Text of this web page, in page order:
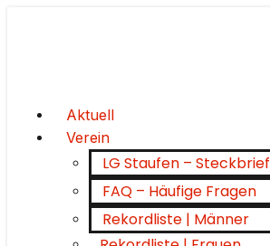
Aktuell
Verein
LG Staufen – Steckbrief
FAQ – Häufige Fragen
Rekordliste | Männer